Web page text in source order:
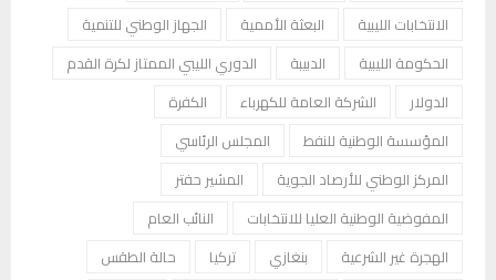
الانتخابات الليبية
البعثة الأممية
الجهاز الوطني للتنمية
الحكومة الليبية
الدبيبة
الدوري الليبي الممتاز لكرة القدم
الدولار
الشركة العامة للكهرباء
الكفرة
المؤسسة الوطنية للنفط
المجلس الرئاسي
المركز الوطني للأرصاد الجوية
المشير حفتر
المفوضية الوطنية العليا للانتخابات
النائب العام
الهجرة غير الشرعية
بنغازي تركيا
حالة الطقس